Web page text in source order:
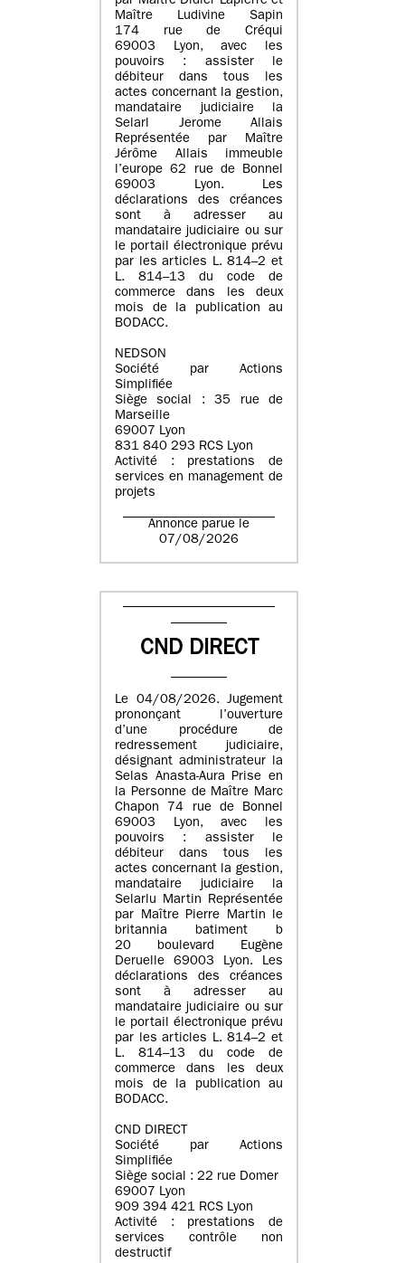
Maître Ludivine Sapin
174 rue de Créqui
69003 Lyon, avec les
pouvoirs : assister le
débiteur dans tous les
actes concernant la gestion,
mandataire judiciaire la
Selarl Jerome Allais
Représentée par Maître
Jérôme Allais immeuble
l’europe 62 rue de Bonnel
69003 Lyon. Les
déclarations des créances
sont à adresser au
mandataire judiciaire ou sur
le portail électronique prévu
par les articles L. 814–2 et
L. 814–13 du code de
commerce dans les deux
mois de la publication au
BODACC.
NEDSON
Société par Actions
Simplifiée
Siège social : 35 rue de
Marseille
69007 Lyon
831 840 293 RCS Lyon
Activité : prestations de
services en management de
projets
Annonce parue le
07/08/2026
CND DIRECT
Le 04/08/2026. Jugement
prononçant l’ouverture
d’une procédure de
redressement judiciaire,
désignant administrateur la
Selas Anasta-Aura Prise en
la Personne de Maître Marc
Chapon 74 rue de Bonnel
69003 Lyon, avec les
pouvoirs : assister le
débiteur dans tous les
actes concernant la gestion,
mandataire judiciaire la
Selarlu Martin Représentée
par Maître Pierre Martin le
britannia batiment b
20 boulevard Eugène
Deruelle 69003 Lyon. Les
déclarations des créances
sont à adresser au
mandataire judiciaire ou sur
le portail électronique prévu
par les articles L. 814–2 et
L. 814–13 du code de
commerce dans les deux
mois de la publication au
BODACC.
CND DIRECT
Société par Actions
Simplifiée
Siège social : 22 rue Domer
69007 Lyon
909 394 421 RCS Lyon
Activité : prestations de
services contrôle non
destructif